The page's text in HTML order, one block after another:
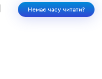
Немає часу читати?